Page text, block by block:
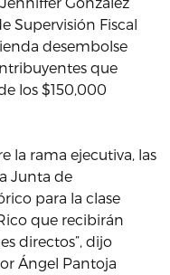
Supervisión Fiscal
desembolse
que
los $150,000
la rama ejecutiva, las
Junta de
para la clase
que recibirán
directos”, dijo
Ángel Pantoja